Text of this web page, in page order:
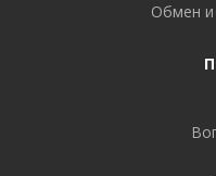
Обмен и